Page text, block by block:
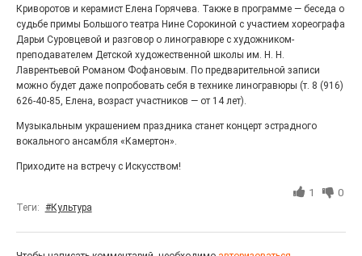
Радость в квадрате! На этой неделе электростальцев
дважды порадует проект «Районы-кварталы».
100 футов под килем!
Криворотов и керамист Елена Горячева. Также в программе — беседа о
судьбе примы Большого театра Нине Сорокиной с участием хореографа
Дарьи Суровцевой и разговор о линогравюре с художником-
преподавателем Детской художественной школы им. Н. Н.
Лаврентьевой Романом Фофановым. По предварительной записи
можно будет даже попробовать себя в технике линогравюры (т. 8 (916)
626-40-85, Елена, возраст участников — от 14 лет).
Музыкальным украшением праздника станет концерт эстрадного
вокального ансамбля «Камертон».
Приходите на встречу с Искусством!
1 0
Теги: #Культура